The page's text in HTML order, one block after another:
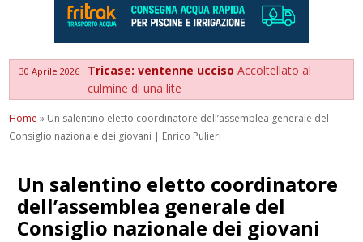
30 Aprile 2026 Tricase: ventenne uccisoAccoltellato al
culmine di una lite
Home » Un salentino eletto coordinatore dell’assemblea generale del
Consiglio nazionale dei giovani | Enrico Pulieri
Un salentino eletto coordinatore
dell’assemblea generale del
Consiglio nazionale dei giovani